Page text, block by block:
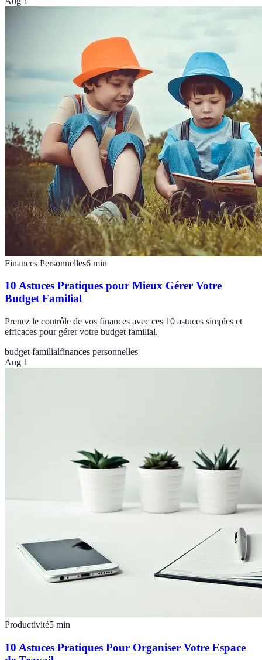
Finances Personnelles6 min
10 Astuces Pratiques pour Mieux Gérer Votre
Budget Familial
Prenez le contrôle de vos finances avec ces 10 astuces simples et
efficaces pour gérer votre budget familial.
budget familialfinances personnelles
Aug 1
Productivité5 min
10 Astuces Pratiques Pour Organiser Votre Espace